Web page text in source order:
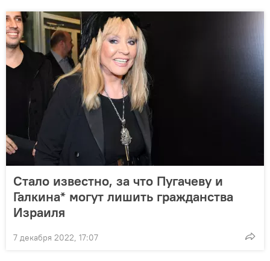
Стало известно, за что Пугачеву и
Галкина* могут лишить гражданства
Израиля
7 декабря 2022, 17:07